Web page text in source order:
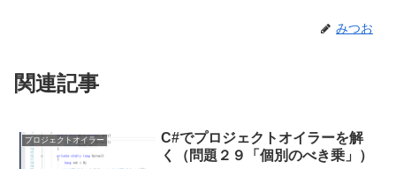
みつお
関連記事
プロジェクトオイラー
C#でプロジェクトオイラーを解
く（問題２９「個別のべき乗」）